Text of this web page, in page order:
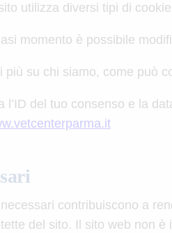
utilizza diversi tipi di
momento è possibile
più su chi siamo, come può
l’ID del tuo consenso e la
contribuiscono a
del sito. Il sito web non